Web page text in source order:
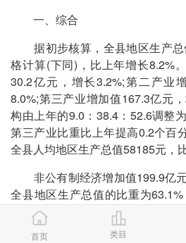
一、综合
据初步核算，全县地区生产总
格计算(下同)，比上年增长8.2%
30.2亿元，增长3.2%;第二产业
8.0%;第三产业增加值167.3亿元
构由上年的9.0：38.4：52.6调整
第三产业比重比上年提高0.2个百
全县人均地区生产总值58185元，
非公有制经济增加值199.9亿
全县地区生产总值的比重为
点。全县一般公共预算收入占
下降0.6个百分点。
首页 类目